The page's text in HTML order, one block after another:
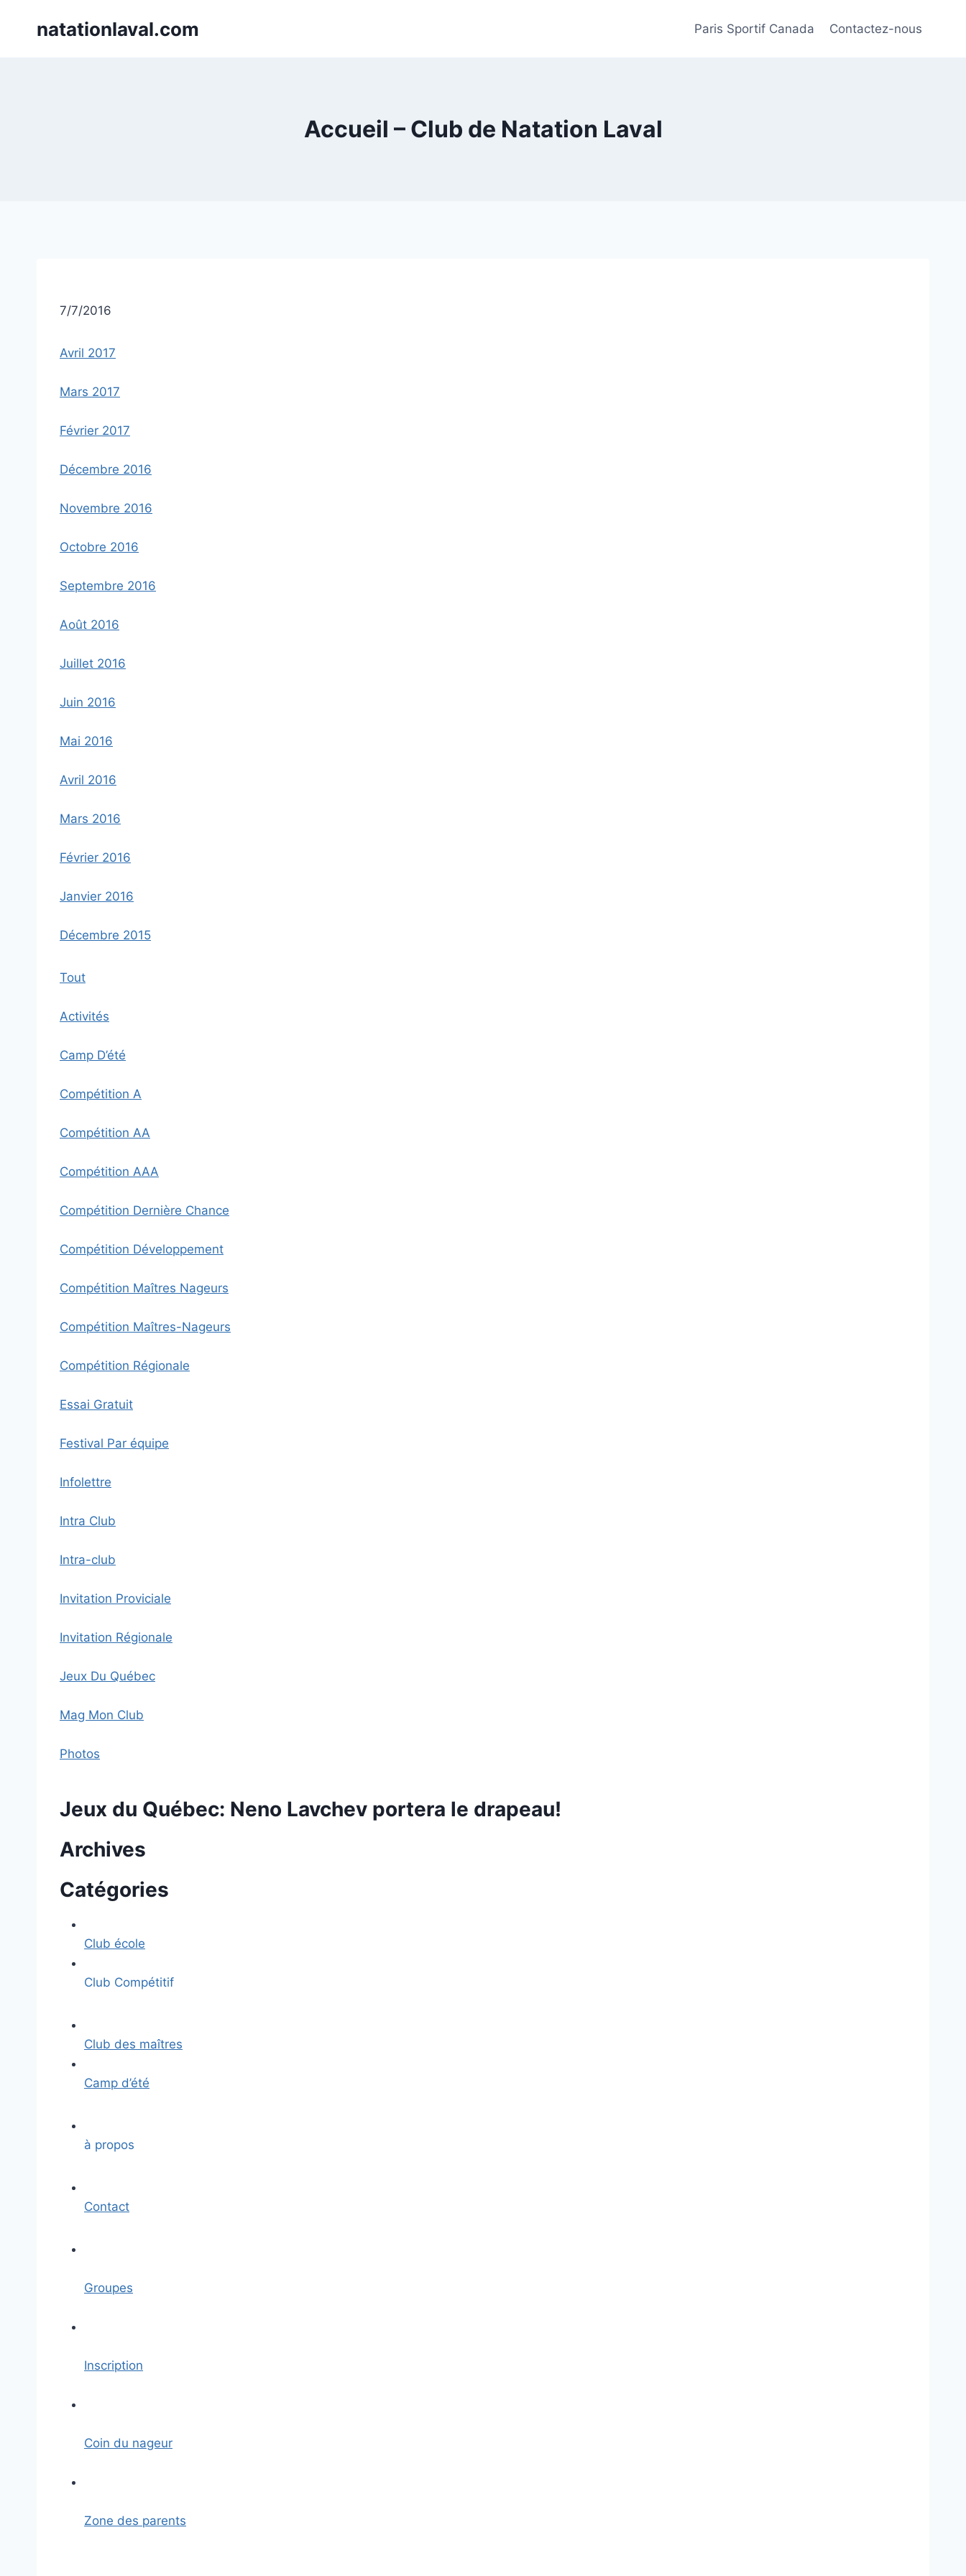
natationlaval.com Paris Sportif Canada Contactez-nous
Accueil – Club de Natation Laval
7/7/2016
Avril 2017
Mars 2017
Février 2017
Décembre 2016
Novembre 2016
Octobre 2016
Septembre 2016
Août 2016
Juillet 2016
Juin 2016
Mai 2016
Avril 2016
Mars 2016
Février 2016
Janvier 2016
Décembre 2015
Tout
Activités
Camp D’été
Compétition A
Compétition AA
Compétition AAA
Compétition Dernière Chance
Compétition Développement
Compétition Maîtres Nageurs
Compétition Maîtres-Nageurs
Compétition Régionale
Essai Gratuit
Festival Par équipe
Infolettre
Intra Club
Intra-club
Invitation Proviciale
Invitation Régionale
Jeux Du Québec
Mag Mon Club
Photos
Jeux du Québec: Neno Lavchev portera le drapeau!
Archives
Catégories
Club école
Club Compétitif
Club des maîtres
Camp d’été
à propos
Contact
Groupes
Inscription
Coin du nageur
Zone des parents